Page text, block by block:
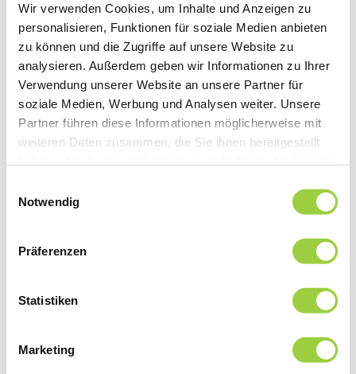
Wir verwenden Cookies, um Inhalte und Anzeigen zu
personalisieren, Funktionen für soziale Medien anbieten
zu können und die Zugriffe auf unsere Website zu
analysieren. Außerdem geben wir Informationen zu Ihrer
Verwendung unserer Website an unsere Partner für
soziale Medien, Werbung und Analysen weiter. Unsere
Partner führen diese Informationen möglicherweise mit
weiteren Daten zusammen, die Sie ihnen bereitgestellt
Notwendig
Präferenzen
Statistiken
Marketing
adipiscing elit. Vivamus
sit amet tortor nibh.
Proin congue lacinia
arcu a suscipit. Vivamus
quis orci tortor. Ut
suscipit augue velit, ut